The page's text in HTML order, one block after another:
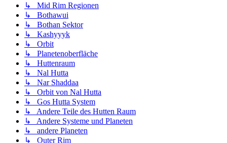
↳ Mid Rim Regionen
↳ Bothawui
↳ Bothan Sektor
↳ Kashyyyk
↳ Orbit
↳ Planetenoberfläche
↳ Huttenraum
↳ Nal Hutta
↳ Nar Shaddaa
↳ Orbit von Nal Hutta
↳ Gos Hutta System
↳ Andere Teile des Hutten Raum
↳ Andere Systeme und Planeten
↳ andere Planeten
↳ Outer Rim